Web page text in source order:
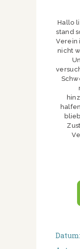
Hallo
stand
Verein
nicht
Datum: